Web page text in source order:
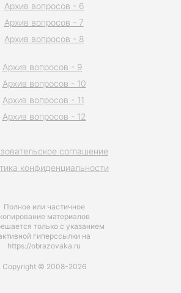
Полное или частичное
копирование материалов
только с указанием
гиперссылки на
https://obrazovaka.ru
соглашение
конфиденциальности
Архив вопросов - 6
Архив вопросов - 7
Архив вопросов - 8
Архив вопросов - 9
Архив вопросов - 10
Архив вопросов - 11
Архив вопросов - 12
Copyright © 2008-2026